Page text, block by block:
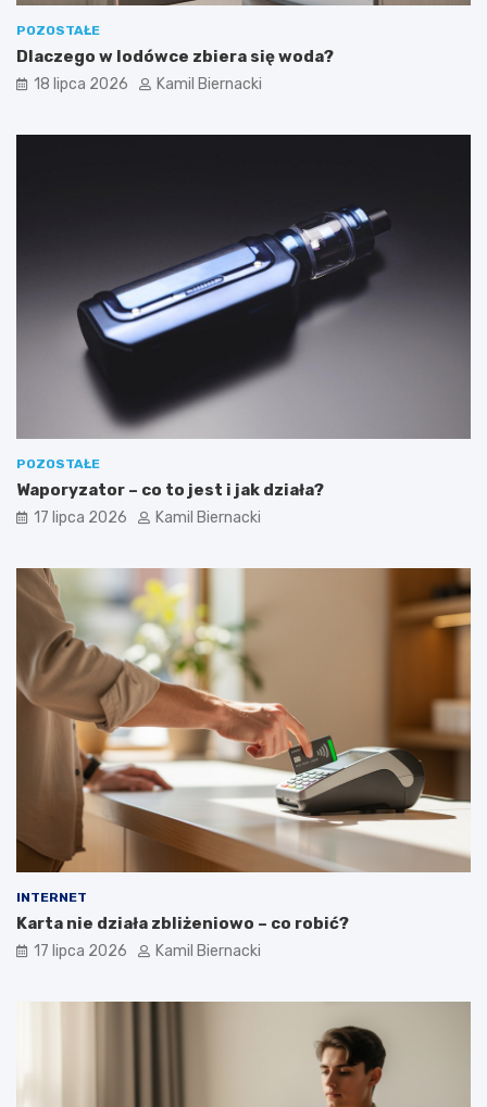
POZOSTAŁE
Dlaczego w lodówce zbiera się woda?
18 lipca 2026 Kamil Biernacki
POZOSTAŁE
Waporyzator – co to jest i jak działa?
17 lipca 2026 Kamil Biernacki
INTERNET
Karta nie działa zbliżeniowo – co robić?
17 lipca 2026 Kamil Biernacki